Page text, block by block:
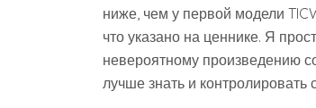
ниже, чем у первой модели
что указано на ценнике. Я
невероятному произведению
лучше знать и контролировать